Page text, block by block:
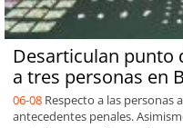
Desarticulan punto
a tres personas en
06-08 Respecto a las
antecedentes penales.